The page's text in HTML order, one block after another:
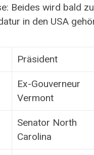
Beides wird bald
in den USA
Präsident
Ex-Gouverneur
Vermont
Senator North
Carolina